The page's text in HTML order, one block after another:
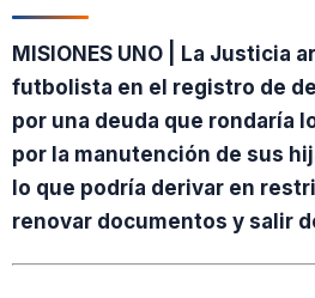
MISIONES UNO | La Justicia
futbolista en el registro de
por una deuda que rondaría
por la manutención de sus
lo que podría derivar en
renovar documentos y salir